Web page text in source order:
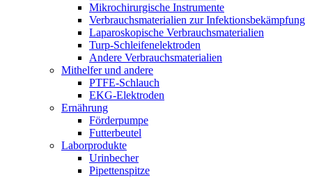
Mikrochirurgische Instrumente
Verbrauchsmaterialien zur Infektionsbekämpfung
Laparoskopische Verbrauchsmaterialien
Turp-Schleifenelektroden
Andere Verbrauchsmaterialien
Mithelfer und andere
PTFE-Schlauch
EKG-Elektroden
Ernährung
Förderpumpe
Futterbeutel
Laborprodukte
Urinbecher
Pipettenspitze